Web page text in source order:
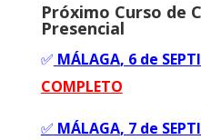
Próximo Curso de
Presencial
✅ MÁLAGA, 6 de
COMPLETO
✅ MÁLAGA, 7 de